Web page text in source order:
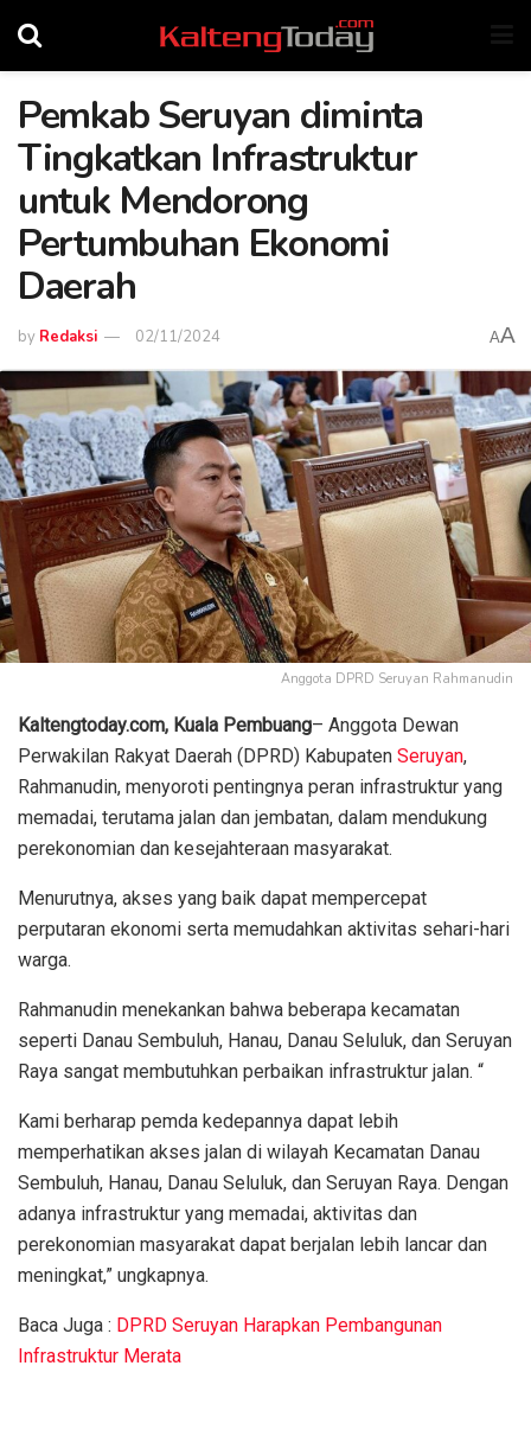
Pemkab Seruyan diminta
Tingkatkan Infrastruktur
untuk Mendorong
Pertumbuhan Ekonomi
Daerah
by Redaksi 02/11/2024 AA
Anggota DPRD Seruyan Rahmanudin
Kaltengtoday.com, Kuala Pembuang– Anggota Dewan
Perwakilan Rakyat Daerah (DPRD) Kabupaten Seruyan,
Rahmanudin, menyoroti pentingnya peran infrastruktur yang
memadai, terutama jalan dan jembatan, dalam mendukung
perekonomian dan kesejahteraan masyarakat.
Menurutnya, akses yang baik dapat mempercepat
perputaran ekonomi serta memudahkan aktivitas sehari-hari
warga.
Rahmanudin menekankan bahwa beberapa kecamatan
seperti Danau Sembuluh, Hanau, Danau Seluluk, dan Seruyan
Raya sangat membutuhkan perbaikan infrastruktur jalan. “
Kami berharap pemda kedepannya dapat lebih
memperhatikan akses jalan di wilayah Kecamatan Danau
Sembuluh, Hanau, Danau Seluluk, dan Seruyan Raya. Dengan
adanya infrastruktur yang memadai, aktivitas dan
perekonomian masyarakat dapat berjalan lebih lancar dan
meningkat,” ungkapnya.
Baca Juga : DPRD Seruyan Harapkan Pembangunan
Infrastruktur Merata